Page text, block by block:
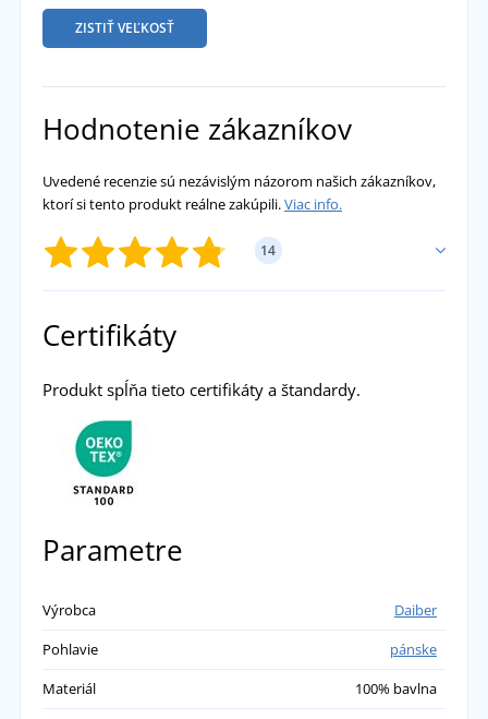
ZISTIŤ VEĽKOSŤ
Hodnotenie zákazníkov
Uvedené recenzie sú nezávislým názorom našich zákazníkov,
ktorí si tento produkt reálne zakúpili.Viac info.
14
Pavel
Super vesta, príjemný materiál a veľkosť
presne sedí podľa veľkostnej tabuľky. Dlho
som nemohla nájsť takúto vestu, takže som
shop je super, prehľadný, rýchly, cena tak
Certifikáty
Produkt spĺňa tieto certifikáty a štandardy.
Parametre
Výrobca
Daiber
Pohlavie
pánske
Materiál
100% bavlna